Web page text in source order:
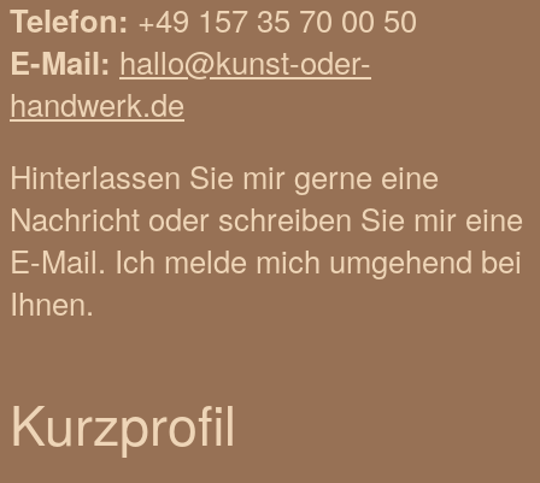
Telefon: +49 157 35 70 00 50
E-Mail: hallo@kunst-oder-
handwerk.de
Hinterlassen Sie mir gerne eine
Nachricht oder schreiben Sie mir eine
E-Mail. Ich melde mich umgehend bei
Ihnen.
Kurzprofil